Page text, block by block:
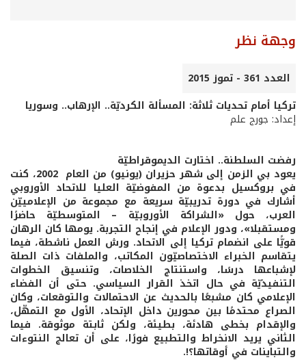
وجهة نظر
العدد 361 - تموز 2015
تركيا أمام تحديات ثلاثة: المسألة الكرديّة.. الإرهاب.. وسوريا
إعداد: جورج علم
رفضت السلطنة.. اختارت الديموقراطيّة
يعود بي الزمن إلى شهر حزيران (يونيو) من العام 2002، كنت
في بروكسيل بدعوة من المفوضيّة العليا للاتحاد الأوروبي
أشارك في دورة تدريبيّة سريعة مع مجموعة من الإعلامييّن
العرب، حول «الشراكة الأوروبيّة – المتوسطيّة حاضرًا
ومستقبلا»، ودور الإعلام في إنجاح التجربة. يومها كان الرهان
قويًّا على انضمام تركيا إلى الاتحاد. ورش العمل ناشطة، فيما
يتقاسم الخبراء الاختصاصيّون المكاتب، والملفات ذات الصلة
لإشباعها درسًا، واستنتاج الخلاصات، وتنسيق الخطوات
التنفيذيّة في حال اتخذ القرار السياسي. حتى أن الفضاء
الإعلامي كان مشبعًا بالحديث عن الاحتمالات والتوقعات، وكان
الصراع محتدمًا بين محورين داخل الإتحاد، الأول مع التمهّل،
والإقدام بخطى هادئة، بطيئة، ولكن ثابتة موثوقة. فيما
الثاني يريد الانخراط والتطبيع فورًا، على أن تعالج النتوءات
والتباينات في أوقاتها؟!.